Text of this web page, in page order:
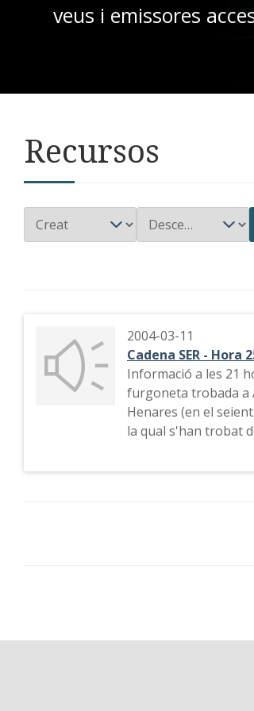
veus i emissores
Recursos
2004-03-11
Cadena SER - Hora
Informació a les 21
furgoneta trobada a
Henares (en el
la qual s'han trobat
l'Alcorà dedicats a
servei de trens a